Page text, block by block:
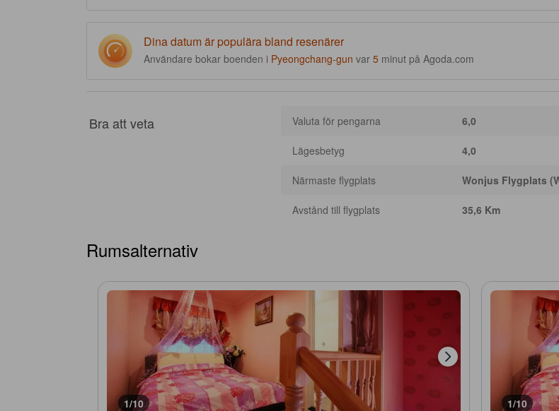
Dina datum är populära bland resenärer
Användare bokar boenden i Pyeongchang-gun var 5 minut på Agoda.com
Bra att veta Valuta för pengarna 6,0
Lägesbetyg 4,0
Närmaste flygplats Wonjus Flygplats
Avstånd till flygplats 35,6 Km
Rumsalternativ
1/10
1/10